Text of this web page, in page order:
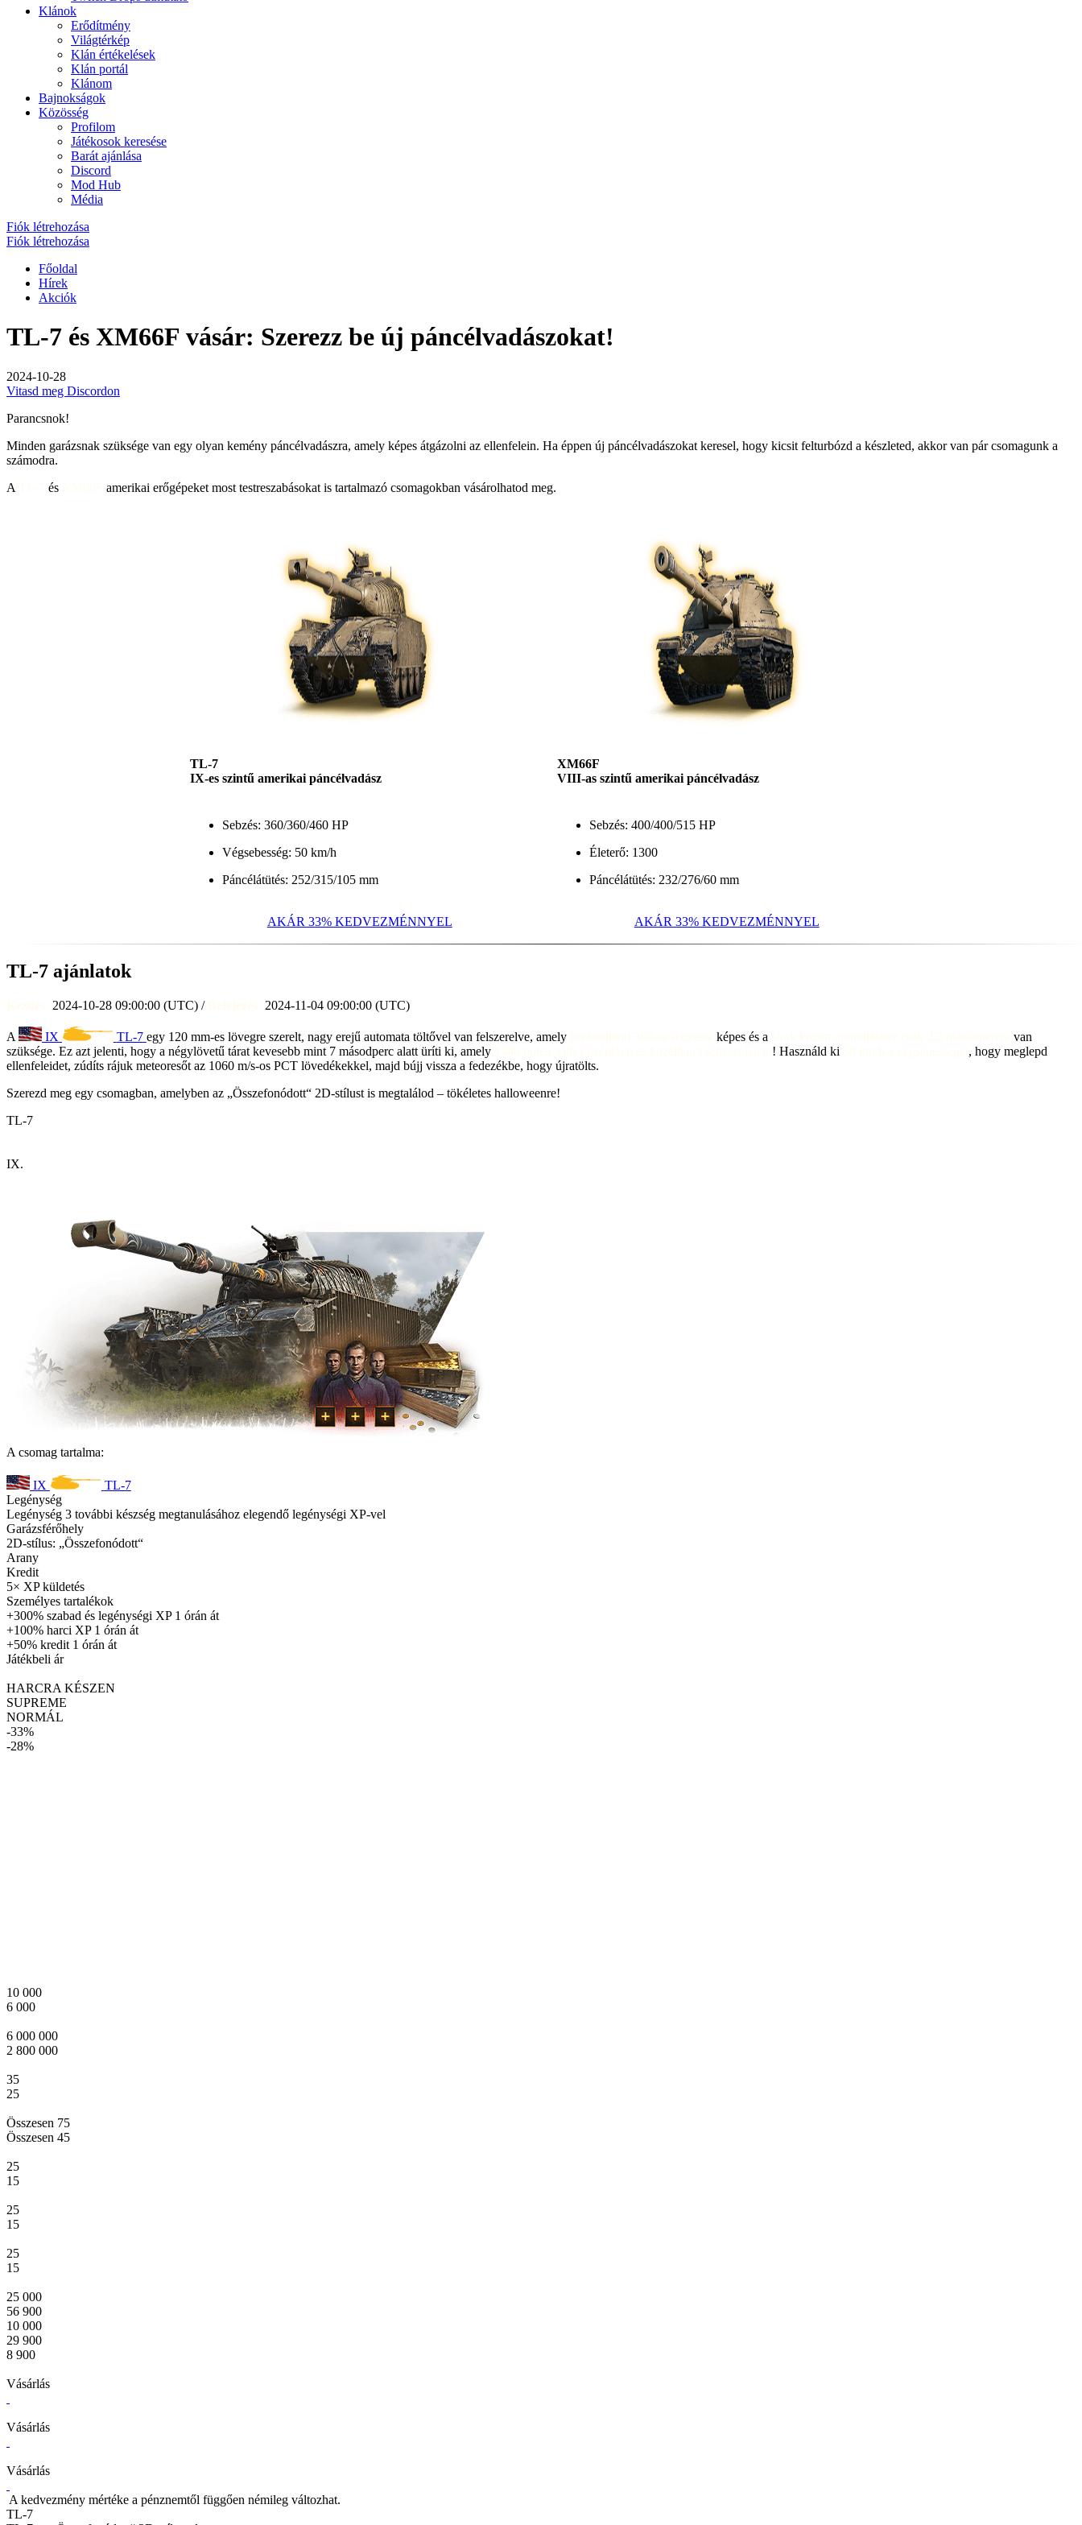
Klánok
Erődítmény
Világtérkép
Klán értékelések
Klán portál
Klánom
Bajnokságok
Közösség
Profilom
Játékosok keresése
Barát ajánlása
Discord
Mod Hub
Média
Fiók létrehozása
Fiók létrehozása
Főoldal
Hírek
Akciók
TL-7 és XM66F vásár: Szerezz be új páncélvadászokat!
2024-10-28
Vitasd meg Discordon
Parancsnok!
Minden garázsnak szüksége van egy olyan kemény páncélvadászra, amely képes átgázolni az ellenfelein. Ha éppen új páncélvadászokat keresel, hogy kicsit felturbózd a készleted, akkor van pár csomagunk a
számodra.
A
és amerikai erőgépeket most testreszabásokat is tartalmazó csomagokban vásárolhatod meg.
TL-7
IX-es szintű amerikai páncélvadász
Sebzés: 360/360/460 HP
Végsebesség: 50 km/h
Páncélátütés: 252/315/105 mm
AKÁR 33% KEDVEZMÉNNYEL
XM66F
VIII-as szintű amerikai páncélvadász
Sebzés: 400/400/515 HP
Életerő: 1300
Páncélátütés: 232/276/60 mm
AKÁR 33% KEDVEZMÉNNYEL
TL-7 ajánlatok
2024-10-28 09:00:00 (UTC) / 2024-11-04 09:00:00 (UTC)
A IX TL-7 egy 120 mm-es lövegre szerelt, nagy erejű automata töltővel van felszerelve, amely képes és a
van
szüksége. Ez azt jelenti, hogy a négylövetű tárat kevesebb mint 7 másodperc alatt üríti ki, amely
! Használd ki
, hogy meglepd
ellenfeleidet, zúdíts rájuk meteoresőt az 1060 m/s-os PCT lövedékekkel, majd bújj vissza a fedezékbe, hogy újratölts.
Szerezd meg egy csomagban, amelyben az „Összefonódott“ 2D-stílust is megtalálod – tökéletes halloweenre!
TL-7
IX.
A csomag tartalma:
IX
TL-7
Legénység
Legénység 3 további készség megtanulásához elegendő legénységi XP-vel
Garázsférőhely
2D-stílus: „Összefonódott“
Arany
Kredit
5× XP küldetés
Személyes tartalékok
+300% szabad és legénységi XP 1 órán át
+100% harci XP 1 órán át
+50% kredit 1 órán át
Játékbeli ár
HARCRA KÉSZEN
SUPREME
NORMÁL
-33%
-28%
10 000
6 000
6 000 000
2 800 000
35
25
Összesen 75
Összesen 45
25
15
25
15
25
15
25 000
56 900
10 000
29 900
8 900
Vásárlás
Vásárlás
Vásárlás
A kedvezmény mértéke a pénznemtől függően némileg változhat.
TL-7